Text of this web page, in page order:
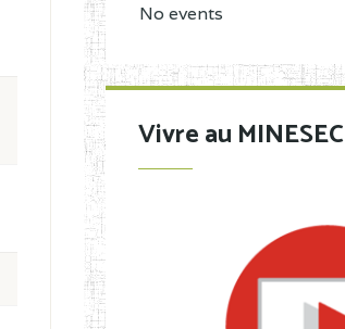
No events
Vivre au MINESEC